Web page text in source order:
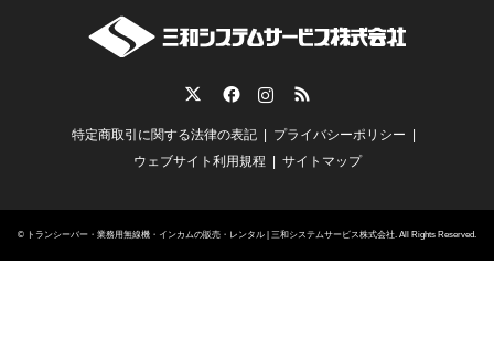
RSS
特定商取引に関する法律の表記
プライバシーポリシー
ウェブサイト利用規程
サイトマップ
© トランシーバー・業務用無線機・インカムの販売・レンタル | 三和システムサービス株式会社. All Rights Reserved.